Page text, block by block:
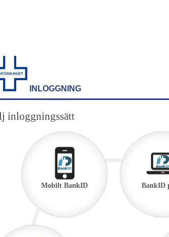
INLOGGNING
inloggningssätt
Mobilt BankID BankID